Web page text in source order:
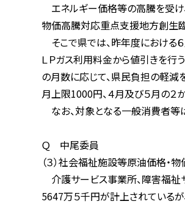
エネルギー価格等の高騰を受け、国
物価高騰対応重点支援地方創生臨時
そこで県では、昨年度における６月
ＬＰガス利用料金から値引きを行う
の月数に応じて、県民負担の軽減を
月上限1000円、４月及び５月の２か
なお、対象となる一般消費者等は
Ｑ 中尾委員
（３）社会福祉施設等原油価格・物
介護サービス事業所、障害福祉サー
5647万５千円が計上されているが、